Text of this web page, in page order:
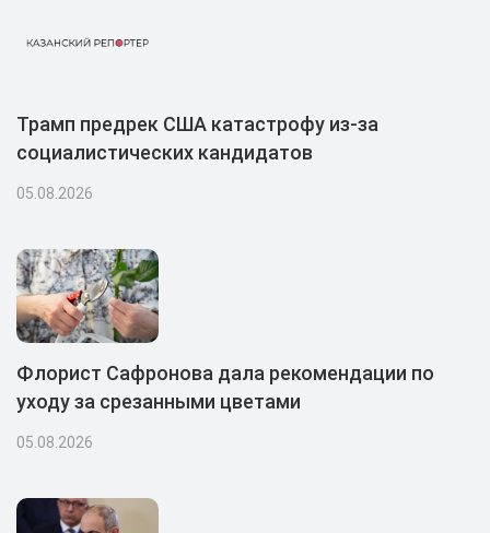
Трамп предрек США катастрофу из-за
социалистических кандидатов
05.08.2026
Флорист Сафронова дала рекомендации по
уходу за срезанными цветами
05.08.2026